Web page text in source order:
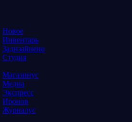
Новое
Инвентарь
Задизайнено
Студия
Магазинус
Медиа
Экспресс
Иронов
Журналус